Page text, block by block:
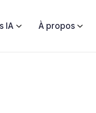
IA À propos